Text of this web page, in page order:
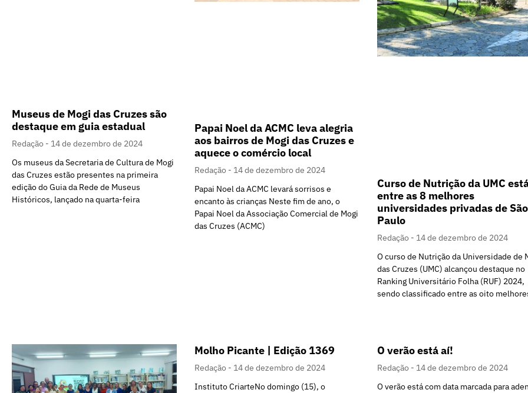
Museus de Mogi das Cruzes são
destaque em guia estadual
Redação
14 de dezembro de 2024
Os museus da Secretaria de Cultura de Mogi
das Cruzes estão presentes na primeira
edição do Guia da Rede de Museus
Históricos, lançado na quarta-feira
Papai Noel da ACMC leva alegria
aos bairros de Mogi das Cruzes e
aquece o comércio local
Redação
14 de dezembro de 2024
Papai Noel da ACMC levará sorrisos e
encanto às crianças Neste fim de ano, o
Papai Noel da Associação Comercial de Mogi
das Cruzes (ACMC)
Curso de Nutrição da UMC
entre as 8 melhores
universidades privadas de São
Paulo
Redação
14 de dezembro de 2024
O curso de Nutrição da Universidade de
das Cruzes (UMC) alcançou destaque no
Ranking Universitário Folha (RUF) 2024,
sendo classificado entre as oito
Molho Picante | Edição 1369
Redação
14 de dezembro de 2024
Instituto CriarteNo domingo (15), o
O verão está aí!
Redação
14 de dezembro de 2024
O verão está com data marcada para